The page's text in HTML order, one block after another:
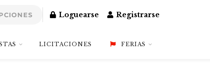
Loguearse Registrarse
LICITACIONES FERIAS